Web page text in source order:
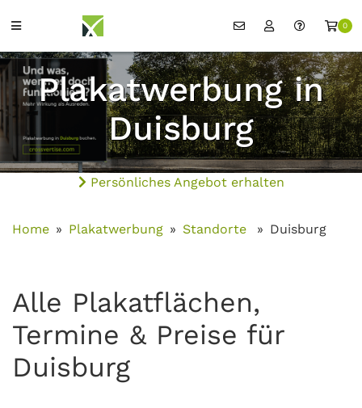
0
Plakatwerbung in
Duisburg
Persönliches Angebot erhalten
Home Plakatwerbung Standorte Duisburg
Alle Plakatflächen,
Termine & Preise für
Duisburg